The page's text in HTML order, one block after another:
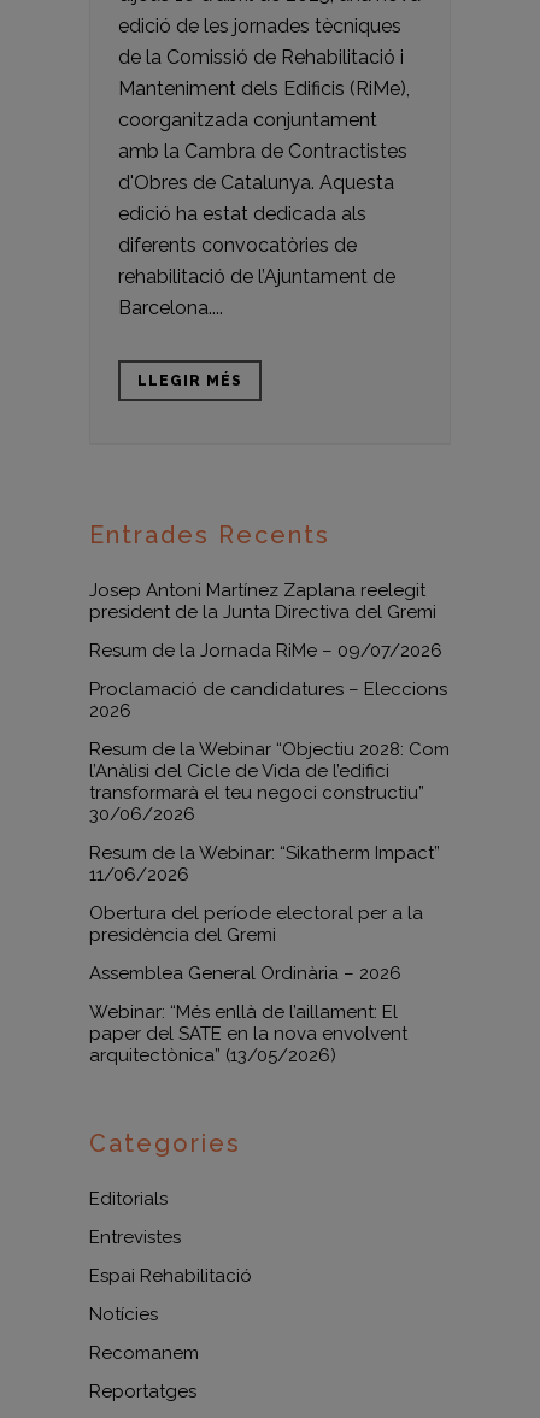
edició de les jornades tècniques
de la Comissió de Rehabilitació i
Manteniment dels Edificis (RiMe),
coorganitzada conjuntament
amb la Cambra de Contractistes
d'Obres de Catalunya. Aquesta
edició ha estat dedicada als
diferents convocatòries de
rehabilitació de l’Ajuntament de
Barcelona....
LLEGIR MÉS
Entrades Recents
Josep Antoni Martínez Zaplana reelegit
president de la Junta Directiva del Gremi
Resum de la Jornada RiMe – 09/07/2026
Proclamació de candidatures – Eleccions
2026
Resum de la Webinar “Objectiu 2028: Com
l’Anàlisi del Cicle de Vida de l’edifici
transformarà el teu negoci constructiu”
30/06/2026
Resum de la Webinar: “Sikatherm Impact”
11/06/2026
Obertura del període electoral per a la
presidència del Gremi
Assemblea General Ordinària – 2026
Webinar: “Més enllà de l’aillament: El
paper del SATE en la nova envolvent
arquitectònica” (13/05/2026)
Categories
Editorials
Entrevistes
Espai Rehabilitació
Notícies
Recomanem
Reportatges